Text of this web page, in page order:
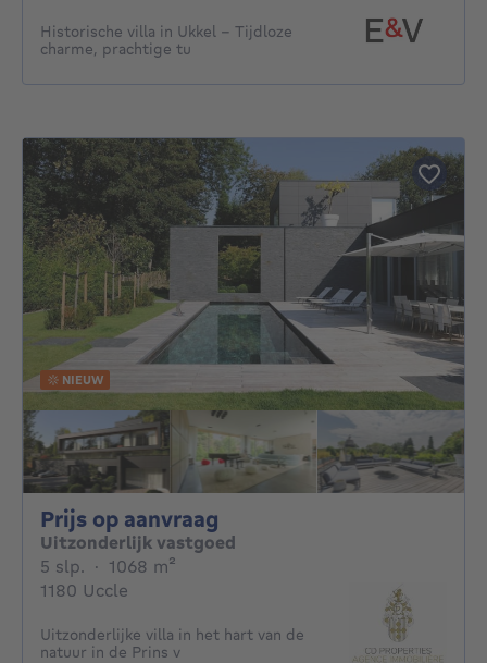
Historische villa in Ukkel – Tijdloze
charme, prachtige tu
NIEUW
Prijs op aanvraag
Uitzonderlijk vastgoed
5 slp. 5 slaapkamers
· 1068 m²
1180 Uccle
Uitzonderlijke villa in het hart van de
natuur in de Prins v